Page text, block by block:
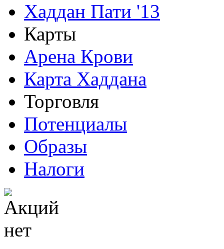
Хаддан Пати '13
Карты
Арена Крови
Карта Хаддана
Торговля
Потенциалы
Образы
Налоги